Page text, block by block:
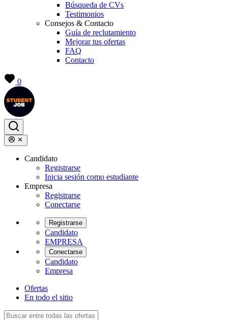
Búsqueda de CVs
Testimonios
Consejos & Contacto
Guía de reclutamiento
Mejorar tus ofertas
FAQ
Contacto
0
Candidato
Registrarse
Inicia sesión como estudiante
Empresa
Registrarse
Conectarse
Registrarse
Candidato
EMPRESA
Conectarse
Candidato
Empresa
Ofertas
En todo el sitio